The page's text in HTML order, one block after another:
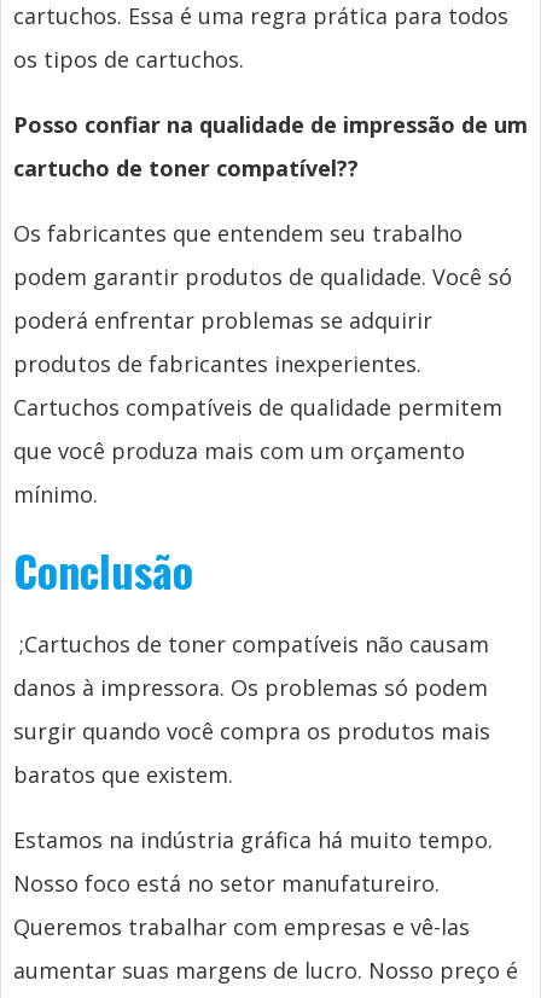
cartuchos. Essa é uma regra prática para todos
os tipos de cartuchos.
Posso confiar na qualidade de impressão de um
cartucho de toner compatível??
Os fabricantes que entendem seu trabalho
podem garantir produtos de qualidade. Você só
poderá enfrentar problemas se adquirir
produtos de fabricantes inexperientes.
Cartuchos compatíveis de qualidade permitem
que você produza mais com um orçamento
mínimo.
Conclusão
;Cartuchos de toner compatíveis não causam
danos à impressora. Os problemas só podem
surgir quando você compra os produtos mais
baratos que existem.
Estamos na indústria gráfica há muito tempo.
Nosso foco está no setor manufatureiro.
Queremos trabalhar com empresas e vê-las
aumentar suas margens de lucro. Nosso preço é